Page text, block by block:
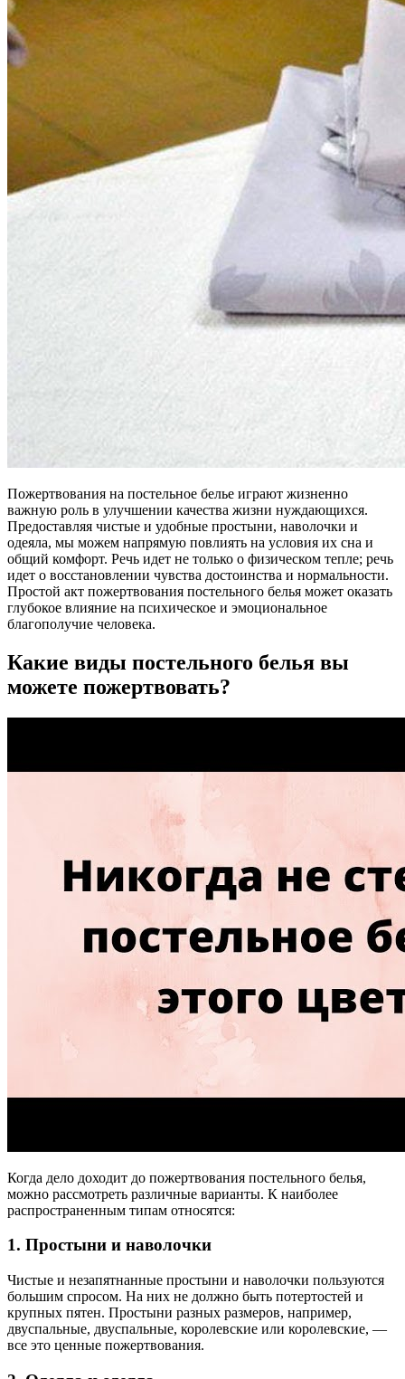
Пожертвования на постельное белье играют жизненно
важную роль в улучшении качества жизни нуждающихся.
Предоставляя чистые и удобные простыни, наволочки и
одеяла, мы можем напрямую повлиять на условия их сна и
общий комфорт. Речь идет не только о физическом тепле; речь
идет о восстановлении чувства достоинства и нормальности.
Простой акт пожертвования постельного белья может оказать
глубокое влияние на психическое и эмоциональное
благополучие человека.
Какие виды постельного белья вы
можете пожертвовать?
Когда дело доходит до пожертвования постельного белья,
можно рассмотреть различные варианты. К наиболее
распространенным типам относятся:
1. Простыни и наволочки
Чистые и незапятнанные простыни и наволочки пользуются
большим спросом. На них не должно быть потертостей и
крупных пятен. Простыни разных размеров, например,
двуспальные, двуспальные, королевские или королевские, —
все это ценные пожертвования.